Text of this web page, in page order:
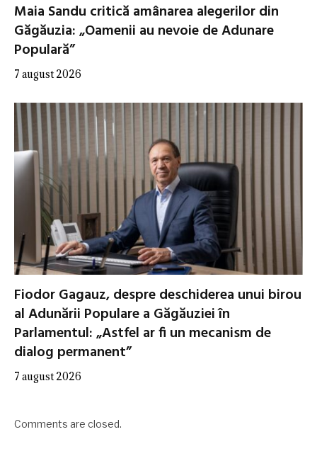
Maia Sandu critică amânarea alegerilor din
Găgăuzia: „Oamenii au nevoie de Adunare
Populară”
7 august 2026
Fiodor Gagauz, despre deschiderea unui birou
al Adunării Populare a Găgăuziei în
Parlamentul: „Astfel ar fi un mecanism de
dialog permanent”
7 august 2026
Comments are closed.